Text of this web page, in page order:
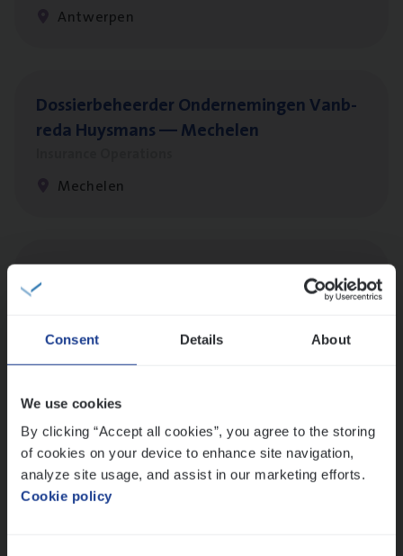
Consent Details About
We use cookies
By clicking “Accept all cookies”, you agree to the storing
of cookies on your device to enhance site navigation,
analyze site usage, and assist in our marketing efforts.
Cookie policy
Antwerpen
Dos­sier­be­heer­der Onder­ne­min­gen Van­b­
re­da Huys­mans — Mechelen
Mechelen
Dos­sier­be­heer­der Pro­per­ty verzekeringen
Insurance Operations
Antwerpen en Hasselt
Dos­sier­be­heer­der ver­ze­ke­rin­gen — Soci­al
Pro­fit en Public
Insurance Operations
Antwerpen